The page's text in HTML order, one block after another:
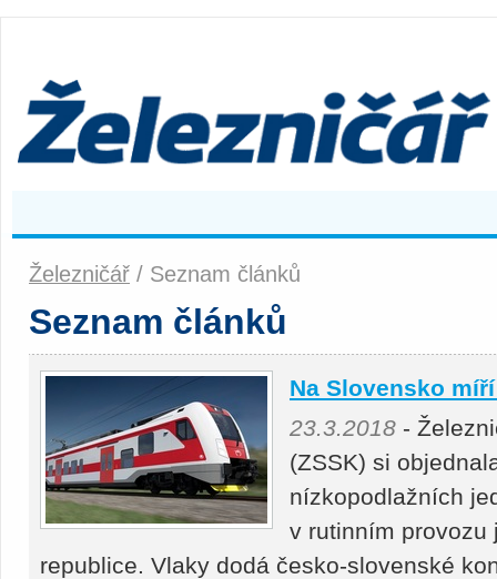
Železničář / Seznam článků
Seznam článků
Na Slovensko
23.3.2018 -
(ZSSK) si
nízkopodlažních
v rutinním provozu
republice. Vlaky dodá česko-slovenské